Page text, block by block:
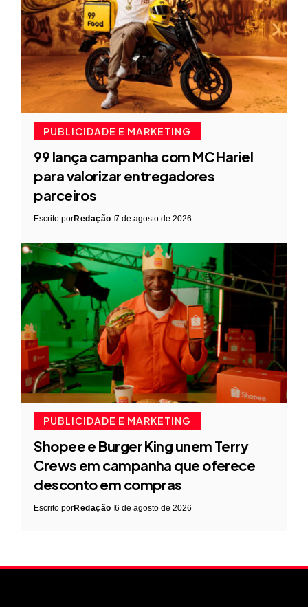
PUBLICIDADE E MARKETING
99 lança campanha com MC Hariel
para valorizar entregadores
parceiros
Escrito porRedação 7 de agosto de 2026
PUBLICIDADE E MARKETING
Shopee e Burger King unem Terry
Crews em campanha que oferece
desconto em compras
Escrito porRedação 6 de agosto de 2026